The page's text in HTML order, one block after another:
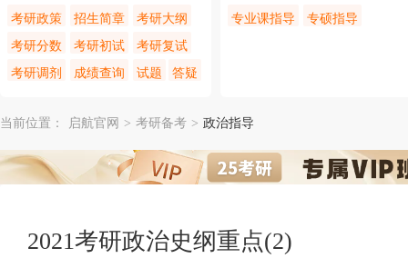
考研政策
招生简章
考研大纲
考研分数
考研初试
考研复试
考研调剂
成绩查询 试题 答疑
专业课指导
专硕指导
当前位置： 启航官网 > 考研备考 > 政治指导
2021考研政治史纲重点(2)